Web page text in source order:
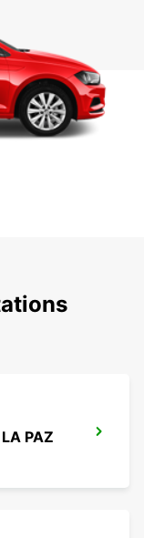
PAZ